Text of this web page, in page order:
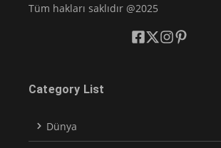
Tüm hakları saklıdır @2025
Category List
Dünya